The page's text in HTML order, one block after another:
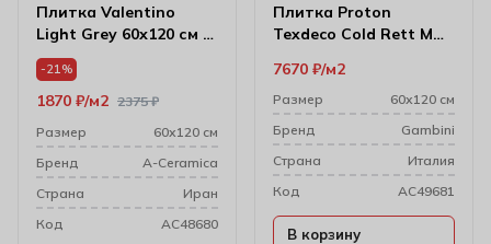
Плитка Valentino
Light Grey 60х120 см (8
мм) 174397
-21%
2375₽
1870 ₽ м2
Размер
60х120 см
Бренд
A-Ceramica
Cтрана
Иран
Код
AC48680
Плитка Proton
Texdeco Cold Rett M
7670 ₽ м2
Размер
60х120 см
Бренд
Gambini
Cтрана
Италия
Код
AC49681
В корзину